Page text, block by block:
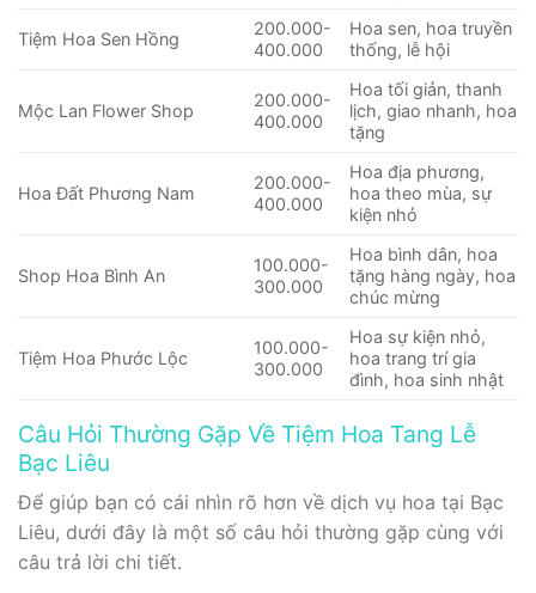
Tiệm Hoa Sen Hồng
200.000-
400.000
Hoa sen, hoa truyền
thống, lễ hội
Mộc Lan Flower Shop
200.000-
400.000
Hoa tối giản, thanh
lịch, giao nhanh, hoa
tặng
Hoa Đất Phương Nam
200.000-
400.000
Hoa địa phương,
hoa theo mùa, sự
kiện nhỏ
Shop Hoa Bình An
100.000-
300.000
Hoa bình dân, hoa
tặng hàng ngày, hoa
chúc mừng
Tiệm Hoa Phước Lộc
100.000-
300.000
Hoa sự kiện nhỏ,
hoa trang trí gia
đình, hoa sinh nhật
Câu Hỏi Thường Gặp Về Tiệm Hoa Tang Lễ
Bạc Liêu
Để giúp bạn có cái nhìn rõ hơn về dịch vụ hoa tại Bạc
Liêu, dưới đây là một số câu hỏi thường gặp cùng với
câu trả lời chi tiết.